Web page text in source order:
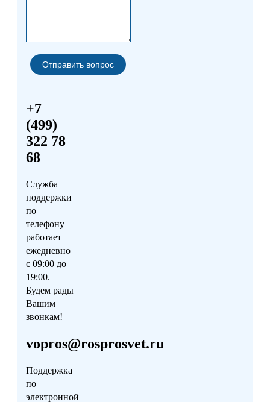
+7
(499)
322 78
68
Служба
поддержки
по
телефону
работает
ежедневно
с 09:00 до
19:00.
Будем рады
Вашим
звонкам!
vopros@rosprosvet.ru
Поддержка
по
электронной